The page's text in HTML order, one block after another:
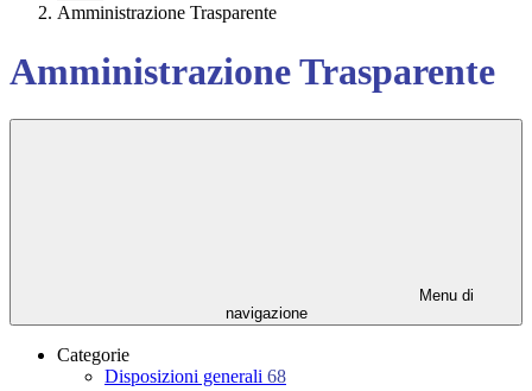
Amministrazione Trasparente
Amministrazione Trasparente
Menu di
navigazione
Categorie
Disposizioni generali 68